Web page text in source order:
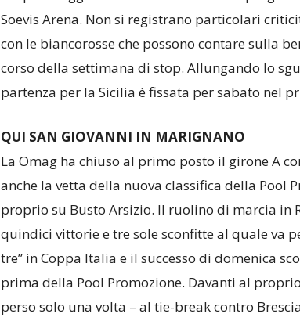
Soevis Arena. Non si registrano particolari
con le biancorosse che possono contare sulla
corso della settimana di stop. Allungando lo
partenza per la Sicilia è fissata per sabato nel
QUI SAN GIOVANNI IN MARIGNANO
La Omag ha chiuso al primo posto il girone A
anche la vetta della nuova classifica della Pool
proprio su Busto Arsizio. Il ruolino di marcia in
quindici vittorie e tre sole sconfitte al quale va
tre” in Coppa Italia e il successo di domenica
prima della Pool Promozione. Davanti al
perso solo una volta – al tie-break contro